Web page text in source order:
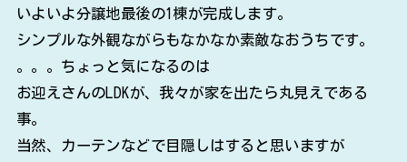
いよいよ分譲地最後の1棟が完成します。
シンプルな外観ながらもなかなか素敵なおうちです。
。。。ちょっと気になるのは
お迎えさんのLDKが、我々が家を出たら丸見えである
事。
当然、カーテンなどで目隠しはすると思いますが